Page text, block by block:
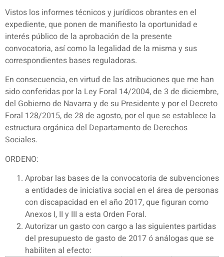
Vistos los informes técnicos y jurídicos obrantes en el
expediente, que ponen de manifiesto la oportunidad e
interés público de la aprobación de la presente
convocatoria, así como la legalidad de la misma y sus
correspondientes bases reguladoras.
En consecuencia, en virtud de las atribuciones que me han
sido conferidas por la Ley Foral 14/2004, de 3 de diciembre,
del Gobierno de Navarra y de su Presidente y por el Decreto
Foral 128/2015, de 28 de agosto, por el que se establece la
estructura orgánica del Departamento de Derechos
Sociales.
ORDENO:
Aprobar las bases de la convocatoria de subvenciones
a entidades de iniciativa social en el área de personas
con discapacidad en el año 2017, que figuran como
Anexos I, II y III a esta Orden Foral.
Autorizar un gasto con cargo a las siguientes partidas
del presupuesto de gasto de 2017 ó análogas que se
habiliten al efecto: